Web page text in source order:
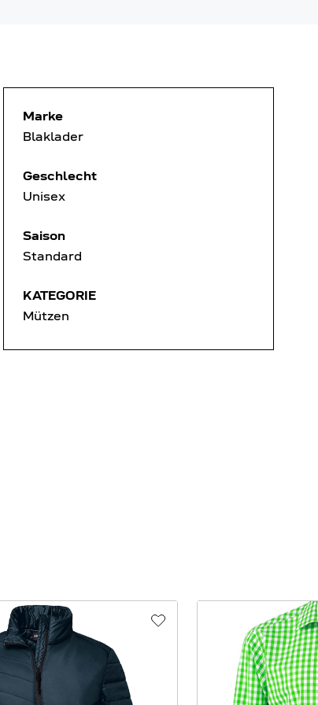
Marke
Blaklader
Geschlecht
Unisex
Saison
Standard
KATEGORIE
Mützen